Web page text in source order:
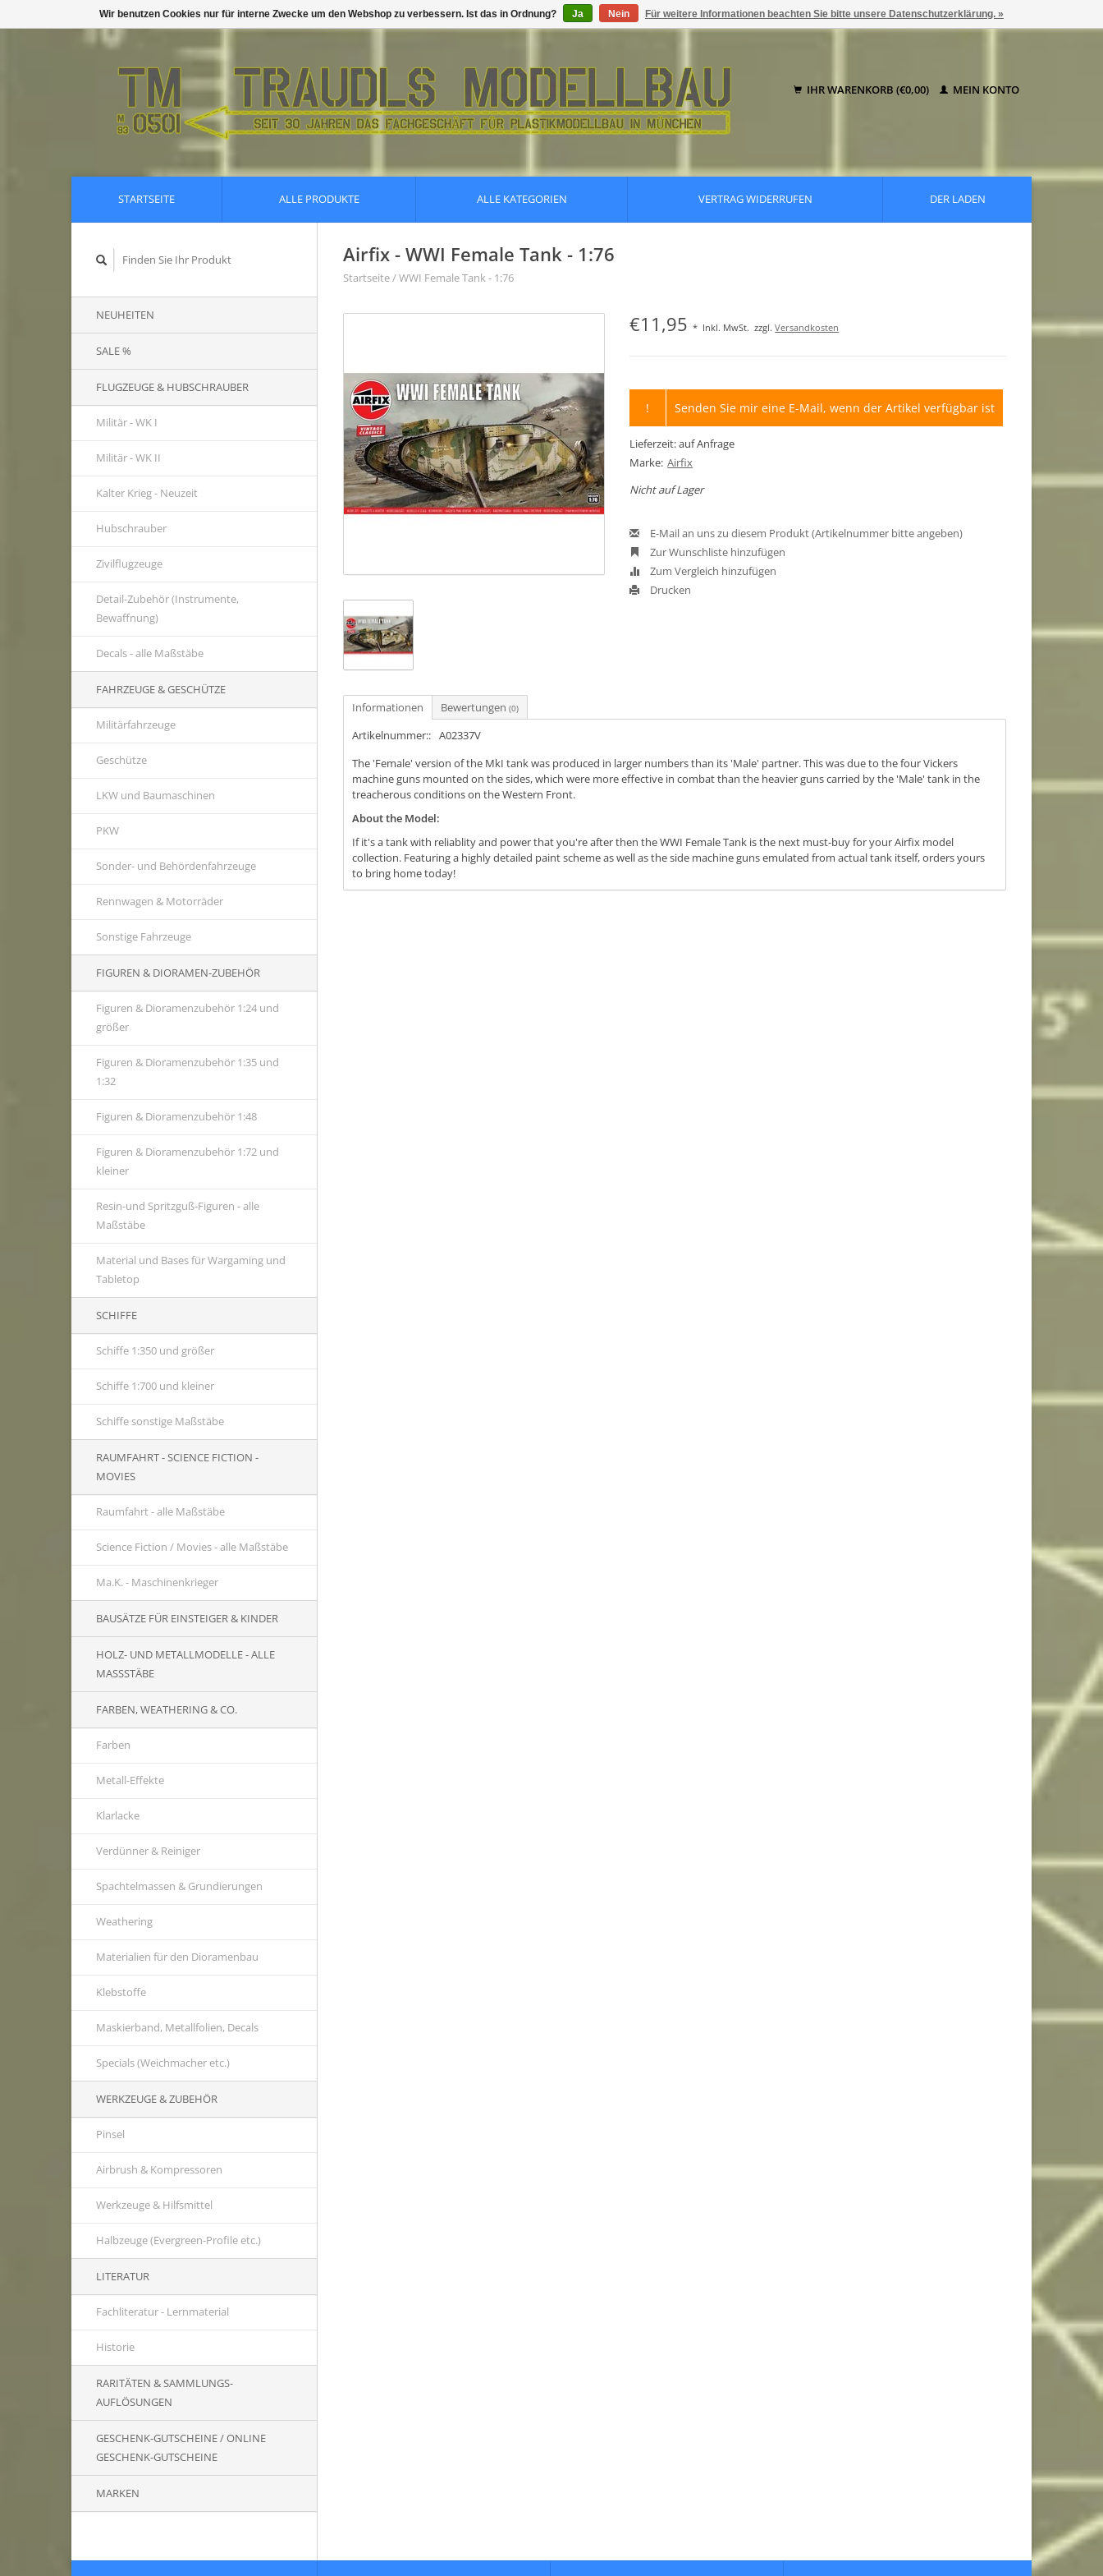
IHR WARENKORB (€0,00) MEIN KONTO
STARTSEITE ALLE PRODUKTE ALLE KATEGORIEN VERTRAG WIDERRUFEN DER LADEN
NEUHEITEN
SALE %
FLUGZEUGE & HUBSCHRAUBER
Militär - WK I
Militär - WK II
Kalter Krieg - Neuzeit
Hubschrauber
Zivilflugzeuge
Detail-Zubehör (Instrumente,
Bewaffnung)
Decals - alle Maßstäbe
FAHRZEUGE & GESCHÜTZE
Militärfahrzeuge
Geschütze
LKW und Baumaschinen
PKW
Sonder- und Behördenfahrzeuge
Rennwagen & Motorräder
Sonstige Fahrzeuge
FIGUREN & DIORAMEN-ZUBEHÖR
Figuren & Dioramenzubehör 1:24 und
größer
Figuren & Dioramenzubehör 1:35 und
1:32
Figuren & Dioramenzubehör 1:48
Figuren & Dioramenzubehör 1:72 und
kleiner
Resin-und Spritzguß-Figuren - alle
Maßstäbe
Material und Bases für Wargaming und
Tabletop
SCHIFFE
Schiffe 1:350 und größer
Schiffe 1:700 und kleiner
Schiffe sonstige Maßstäbe
RAUMFAHRT - SCIENCE FICTION -
MOVIES
Raumfahrt - alle Maßstäbe
Science Fiction / Movies - alle Maßstäbe
Ma.K. - Maschinenkrieger
BAUSÄTZE FÜR EINSTEIGER & KINDER
HOLZ- UND METALLMODELLE - ALLE
MASSSTÄBE
FARBEN, WEATHERING & CO.
Farben
Metall-Effekte
Klarlacke
Verdünner & Reiniger
Spachtelmassen & Grundierungen
Weathering
Materialien für den Dioramenbau
Klebstoffe
Maskierband, Metallfolien, Decals
Specials (Weichmacher etc.)
WERKZEUGE & ZUBEHÖR
Pinsel
Airbrush & Kompressoren
Werkzeuge & Hilfsmittel
Halbzeuge (Evergreen-Profile etc.)
LITERATUR
Fachliteratur - Lernmaterial
Historie
RARITÄTEN & SAMMLUNGS-
AUFLÖSUNGEN
GESCHENK-GUTSCHEINE / ONLINE
GESCHENK-GUTSCHEINE
MARKEN
Airfix - WWI Female Tank - 1:76
Startseite/WWI Female Tank - 1:76
€11,95* Inkl. MwSt. zzgl.Versandkosten
! Senden Sie mir eine E-Mail, wenn der Artikel verfügbar ist
Lieferzeit: auf Anfrage
Marke: Airfix
Nicht auf Lager
E-Mail an uns zu diesem Produkt (Artikelnummer bitte angeben)
Zur Wunschliste hinzufügen
Zum Vergleich hinzufügen
Drucken
Informationen Bewertungen (0)
Artikelnummer:: A02337V
The 'Female' version of the MkI tank was produced in larger numbers than its 'Male' partner. This was due to the four Vickers
machine guns mounted on the sides, which were more effective in combat than the heavier guns carried by the 'Male' tank in the
treacherous conditions on the Western Front.
About the Model:
If it's a tank with reliablity and power that you're after then the WWI Female Tank is the next must-buy for your Airfix model
collection. Featuring a highly detailed paint scheme as well as the side machine guns emulated from actual tank itself, orders yours
to bring home today!
Wir benutzen Cookies nur für interne Zwecke um den Webshop zu verbessern. Ist das in Ordnung? Ja Nein Für weitere Informationen beachten Sie bitte unsere Datenschutzerklärung. »